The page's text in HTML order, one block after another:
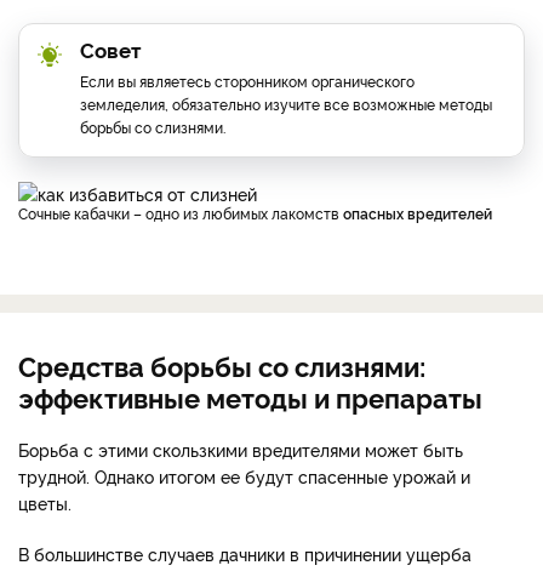
Совет
Если вы являетесь сторонником органического
земледелия, обязательно изучите все возможные методы
борьбы со слизнями.
Сочные кабачки – одно из любимых лакомств опасных вредителей
Средства борьбы со слизнями:
эффективные методы и препараты
Борьба с этими скользкими вредителями может быть
трудной. Однако итогом ее будут спасенные урожай и
цветы.
В большинстве случаев дачники в причинении ущерба